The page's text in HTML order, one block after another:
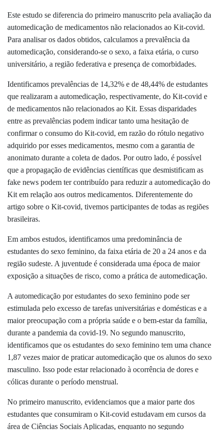
Este estudo se diferencia do primeiro manuscrito pela avaliação da
automedicação de medicamentos não relacionados ao Kit-covid.
Para analisar os dados obtidos, calculamos a prevalência da
automedicação, considerando-se o sexo, a faixa etária, o curso
universitário, a região federativa e presença de comorbidades.
Identificamos prevalências de 14,32% e de 48,44% de estudantes
que realizaram a automedicação, respectivamente, do Kit-covid e
de medicamentos não relacionados ao Kit. Essas disparidades
entre as prevalências podem indicar tanto uma hesitação de
confirmar o consumo do Kit-covid, em razão do rótulo negativo
adquirido por esses medicamentos, mesmo com a garantia de
anonimato durante a coleta de dados. Por outro lado, é possível
que a propagação de evidências científicas que desmistificam as
fake news podem ter contribuído para reduzir a automedicação do
Kit em relação aos outros medicamentos. Diferentemente do
artigo sobre o Kit-covid, tivemos participantes de todas as regiões
brasileiras.
Em ambos estudos, identificamos uma predominância de
estudantes do sexo feminino, da faixa etária de 20 a 24 anos e da
região sudeste. A juventude é considerada uma época de maior
exposição a situações de risco, como a prática de automedicação.
A automedicação por estudantes do sexo feminino pode ser
estimulada pelo excesso de tarefas universitárias e domésticas e a
maior preocupação com a própria saúde e o bem-estar da família,
durante a pandemia da covid-19. No segundo manuscrito,
identificamos que os estudantes do sexo feminino tem uma chance
1,87 vezes maior de praticar automedicação que os alunos do sexo
masculino. Isso pode estar relacionado à ocorrência de dores e
cólicas durante o período menstrual.
No primeiro manuscrito, evidenciamos que a maior parte dos
estudantes que consumiram o Kit-covid estudavam em cursos da
área de Ciências Sociais Aplicadas, enquanto no segundo